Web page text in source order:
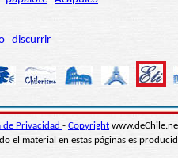
discurrir
de Privacidad - Copyright
el material en estas páginas es